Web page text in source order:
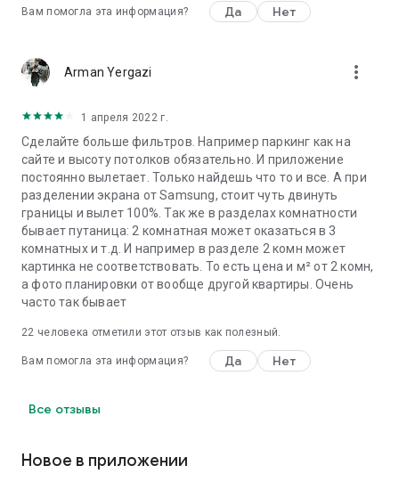
Вам помогла эта информация? Да Нет
Arman Yergazi more_vert
1 апреля 2022 г.
Сделайте больше фильтров. Например паркинг как на
сайте и высоту потолков обязательно. И приложение
постоянно вылетает. Только найдешь что то и все. А при
разделении экрана от Samsung, стоит чуть двинуть
границы и вылет 100%. Так же в разделах комнатности
бывает путаница: 2 комнатная может оказаться в 3
комнатных и т.д. И например в разделе 2 комн может
картинка не соответствовать. То есть цена и м² от 2 комн,
а фото планировки от вообще другой квартиры. Очень
часто так бывает
22 человека отметили этот отзыв как полезный.
Вам помогла эта информация? Да Нет
Все отзывы
Новое в приложении